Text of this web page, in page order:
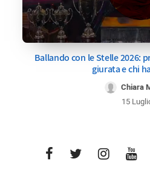
Ballando con le Stelle 2026:
giurata e chi
Chiara
15